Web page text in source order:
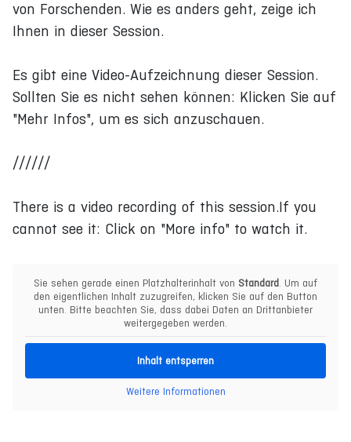
von Forschenden. Wie es anders geht, zeige ich
Ihnen in dieser Session.
Es gibt eine Video-Aufzeichnung dieser Session.
Sollten Sie es nicht sehen können: Klicken Sie auf
"Mehr Infos", um es sich anzuschauen.
//////
There is a video recording of this session.If you
cannot see it: Click on "More info" to watch it.
Sie sehen gerade einen Platzhalterinhalt von Standard . Um auf
den eigentlichen Inhalt zuzugreifen, klicken Sie auf den Button
unten. Bitte beachten Sie, dass dabei Daten an Drittanbieter
weitergegeben werden.
Inhalt entsperren
Weitere Informationen